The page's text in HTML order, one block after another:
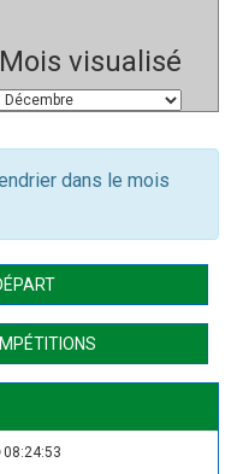
Mois visualisé
dans le mois
08:24:54